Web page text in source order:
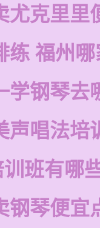
尤克里里
练 福州
学钢琴去
声唱法培
班有哪
钢琴便宜